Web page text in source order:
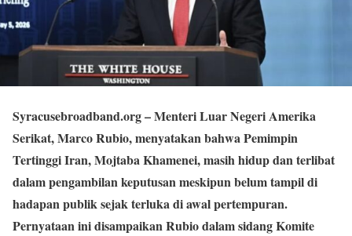
Syracusebroadband.org– Menteri Luar Negeri Amerika
Serikat, Marco Rubio, menyatakan bahwa Pemimpin
Tertinggi Iran, Mojtaba Khamenei, masih hidup dan terlibat
dalam pengambilan keputusan meskipun belum tampil di
hadapan publik sejak terluka di awal pertempuran.
Pernyataan ini disampaikan Rubio dalam sidang Komite